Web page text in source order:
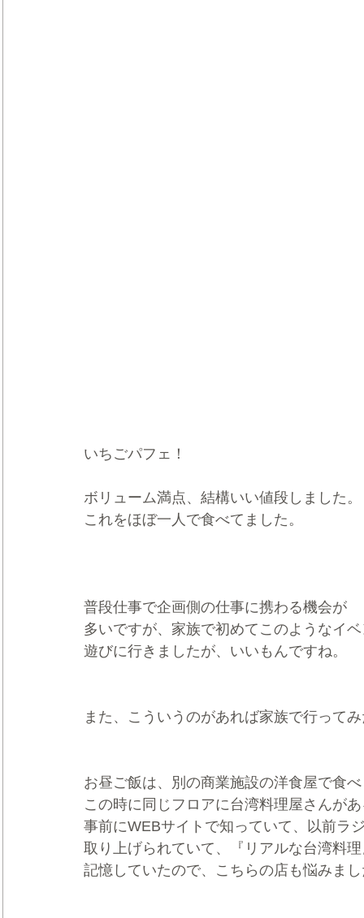
いちごパフェ！
ボリューム満点、結構いい値段しました。
これをほぼ一人で食べてました。
普段仕事で企画側の仕事に携わる機会が
多いですが、家族で初めてこのようなイ
遊びに行きましたが、いいもんですね。
また、こういうのがあれば家族で行って
お昼ご飯は、別の商業施設の洋食屋で食
この時に同じフロアに台湾料理屋さんが
事前にWEBサイトで知っていて、以前ラ
取り上げられていて、『リアルな台湾料
記憶していたので、こちらの店も悩みま